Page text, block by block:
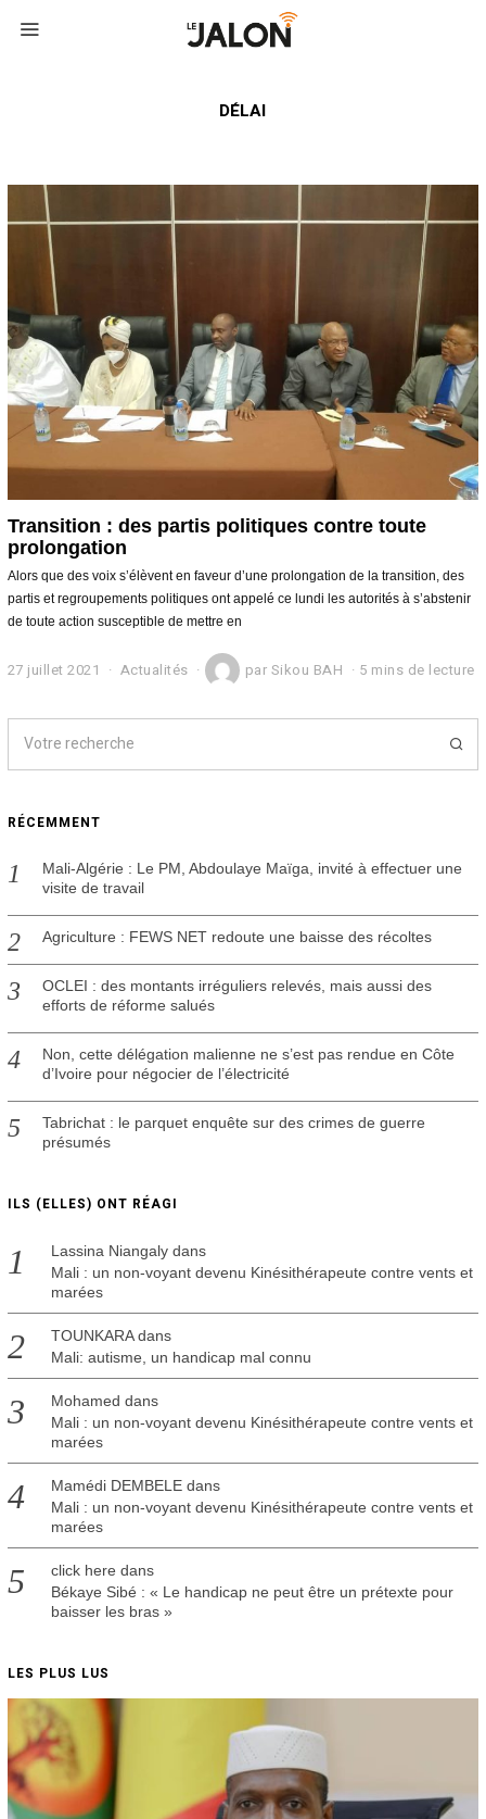
DÉLAI
Transition : des partis politiques contre toute
prolongation
Alors que des voix s’élèvent en faveur d’une prolongation de la transition, des
partis et regroupements politiques ont appelé ce lundi les autorités à s’abstenir
de toute action susceptible de mettre en
27 juillet 2021
i
l
0
2
Actualités par Sikou BAH 5 mins de lecture
RÉCEMMENT
Mali-Algérie : Le PM, Abdoulaye Maïga, invité à effectuer une
visite de travail
Agriculture : FEWS NET redoute une baisse des récoltes
OCLEI : des montants irréguliers relevés, mais aussi des
efforts de réforme salués
Non, cette délégation malienne ne s’est pas rendue en Côte
d’Ivoire pour négocier de l’électricité
Tabrichat : le parquet enquête sur des crimes de guerre
présumés
ILS (ELLES) ONT RÉAGI
Lassina Niangalydans
Mali : un non-voyant devenu Kinésithérapeute contre vents et
marées
TOUNKARAdans
Mali: autisme, un handicap mal connu
Mohamed dans
Mali : un non-voyant devenu Kinésithérapeute contre vents et
marées
Mamédi DEMBELEdans
Mali : un non-voyant devenu Kinésithérapeute contre vents et
marées
click here dans
Békaye Sibé : « Le handicap ne peut être un prétexte pour
baisser les bras »
LES PLUS LUS